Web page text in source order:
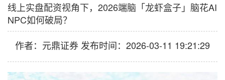
线上实盘配资视角下，2026端脑「龙虾盒子」脑花AI
NPC如何破局？
作者：元鼎证券 发布时间：2026-03-11 19:21:29